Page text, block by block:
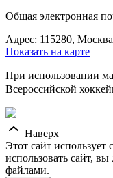
Общая электронная
Адрес: 115280,
Показать на карте
При использовании
Всероссийской
Наверх
Этот сайт
использовать сайт, вы
файлами.